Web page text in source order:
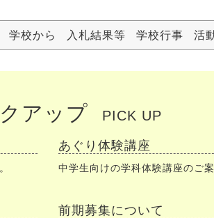
学校から 入札結果等 学校行事 活
アップ PICK UP
あぐり体験講座
中学生向けの学科体験講座のご
前期募集について